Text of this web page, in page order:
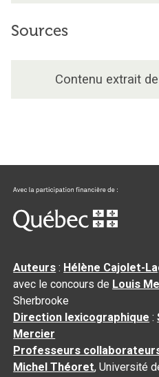
Sources
Contenu extrait de
Auteurs : Hélène Cajolet-
avec le concours de Louis
Sherbrooke
Direction lexicographique :
Mercier
Professeurs
Michel Théoret, Université